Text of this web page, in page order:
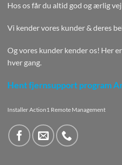
Hos os får du altid god og ærlig
Vi kender vores kunder & deres
Og vores kunder kender os! Her
hver gang.
Hent fjernsupport program
Installer Action1 Remote Management